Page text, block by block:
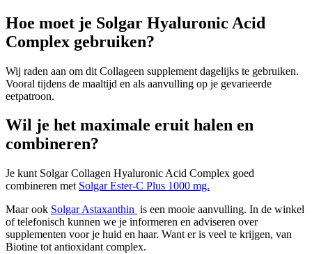
Hoe moet je Solgar Hyaluronic Acid
Complex gebruiken?
Wij raden aan om dit Collageen supplement dagelijks te gebruiken.
Vooral tijdens de maaltijd en als aanvulling op je gevarieerde
eetpatroon.
Wil je het maximale eruit halen en
combineren?
Je kunt Solgar Collagen Hyaluronic Acid Complex goed
combineren met Solgar Ester-C Plus 1000 mg.
Maar ook Solgar Astaxanthin is een mooie aanvulling. In de winkel
of telefonisch kunnen we je informeren en adviseren over
supplementen voor je huid en haar. Want er is veel te krijgen, van
Biotine tot antioxidant complex.